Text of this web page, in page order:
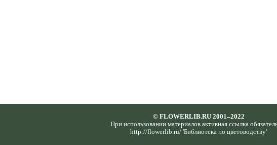
© FLOWERLIB.RU 2001–2022
При использовании материалов активная ссылка
http://flowerlib.ru/ 'Библиотека по цветоводству'